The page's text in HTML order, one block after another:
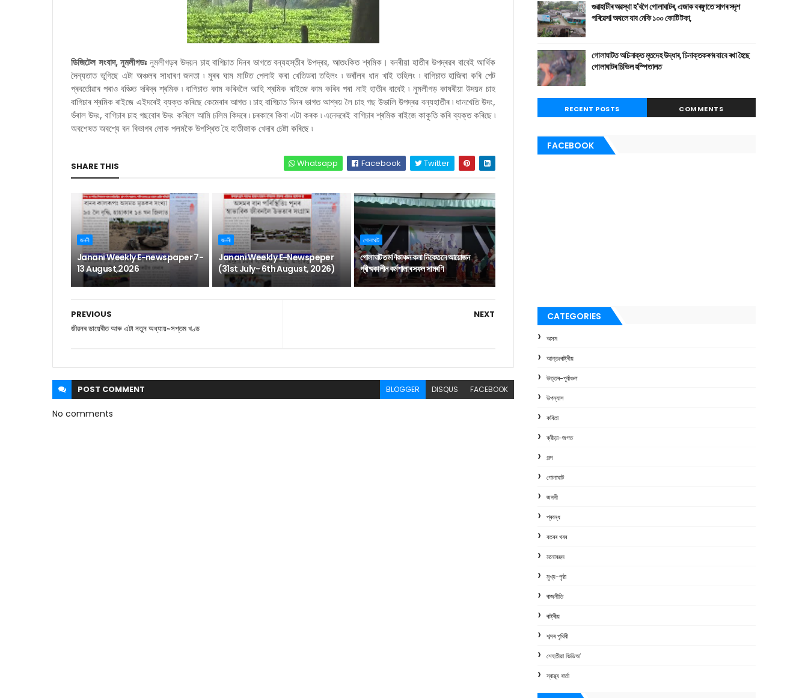
ডিজিটেল সংবাদ, নুমলীগডঃ নুমলীগড়ৰ উদয়ন চাহ বাগিচাত দিনৰ ভাগতে বন্যহস্তীৰ উপদ্ৰৱ, আতংকিত শ্ৰমিক। বনৰীয়া হাতীৰ উপদ্ৰৱৰ বাবেই আৰ্থিক
দৈন্যতাত ভূগিছে এটা অঞ্চলৰ সাধাৰণ জনতা ৷ মুৰৰ ঘাম মাটিত পেলাই কৰা খেতিডৰা তহিলং ৷ ভৰাঁলৰ ধান খাই তহিলং ৷ বাগিচাত হাজিৰা কৰি পেট
প্ৰবৰ্তোৱাৰ পৰাও বঞ্চিত দৰিদ্ৰ শ্ৰমিক ৷ বাগিচাত কাম কৰিবলৈ আহি শ্ৰমিক ৰাইজে কাম কৰিব পৰা নাই হাতীৰ বাবেই ৷ নুমলীগড় কাষৰীয়া উদয়ন চাহ
বাগিচাৰ শ্ৰমিক ৰাইজে এইদৰেই ব্যক্ত কৰিছে কেমেৰাৰ আগত ৷ চাহ বাগিচাত দিনৰ ভাগত আশ্ৰয় লৈ চাহ গছ উভালি উপদ্ৰৱ বন্যহাতীৰ ৷ ধানখেতি উদং,
ভঁৰাল উদং, বাগিচাৰ চাহ গছবোৰ উদং কৰিলে আমি চলিম কিদৰে ৷ চৰকাৰে কিবা এটা কৰক ৷ এনেদৰেই বাগিচাৰ শ্ৰমিক ৰাইজে কাকুতি কৰি ব্যক্ত কৰিছে ৷
অবশেষত অবশ্যে বন বিভাগৰ লোক পলমকৈ উপস্থিত হৈ হাতীজাক খেদাৰ চেষ্টা কৰিছে ৷
SHARE THIS Whatsapp Facebook Twitter
জননী
Janani Weekly E-newspaper 7-
13 August,2026
জননী
Janani Weekly E-Newspeper
(31st July- 6th August, 2026)
গোলাঘাট
গোলাঘাটত মণিকাঞ্চন কলা নিকেতনে আয়োজন
গ্ৰীষ্মকালীন কৰ্মশালাৰ সফল সামৰণি
NEXT
PREVIOUS
জীৱনৰ ডায়েৰীত আৰু এটা নতুন অধ্যায়~সপ্তম খণ্ড
POST COMMENT BLOGGER DISQUS FACEBOOK
No comments
গুৱাহাটীৰ অৱস্থা হ'বগৈ গোলাঘাটৰ, এজাক বৰষুণতে সাগৰ সদৃশ
পৰিৱেশ। অথলে যাব নেকি ১০০ কোটি টকা,
গোলাঘাটত অচিনাক্ত মৃতদেহ উদ্ধাৰ, চিনাক্তকৰণৰ বাবে ৰখা হৈছে
গোলাঘাটৰ চিভিল হস্পিতালত
RECENT POSTS COMMENTS
FACEBOOK
CATEGORIES
অসম
আন্তঃৰাষ্ট্ৰীয়
উত্তৰ-পূৰ্বাঞ্চল
উপন্যাস
কবিতা
ক্রীড়া-জগত
গল্প
গোলাঘাট
জননী
প্ৰবন্ধ
বতৰৰ খবৰ
মনোৰঞ্জন
মুখ্য-পৃষ্ঠা
ৰাজনীতি
ৰাষ্ট্ৰীয়
শব্দৰ পৃথিবী
শেহতীয়া ভিডিঅ’
স্বাস্থ্য বাৰ্তা